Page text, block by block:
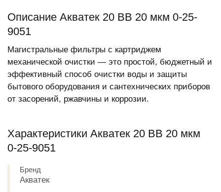
Описание Акватек 20 BB 20 мкм 0-25-
9051
Магистральные фильтры с картриджем
механической очистки — это простой, бюджетный и
эффективный способ очистки воды и защиты
бытового оборудования и сантехнических приборов
от засорений, ржавчины и коррозии.
Характеристики Акватек 20 BB 20 мкм
0-25-9051
Бренд
Акватек